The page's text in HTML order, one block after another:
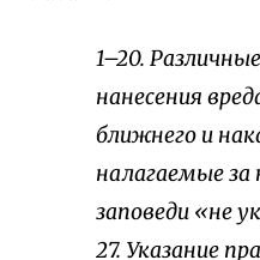
1–20.
нанесения
ближнего и
налагаемые за
заповеди «не
27. Указание